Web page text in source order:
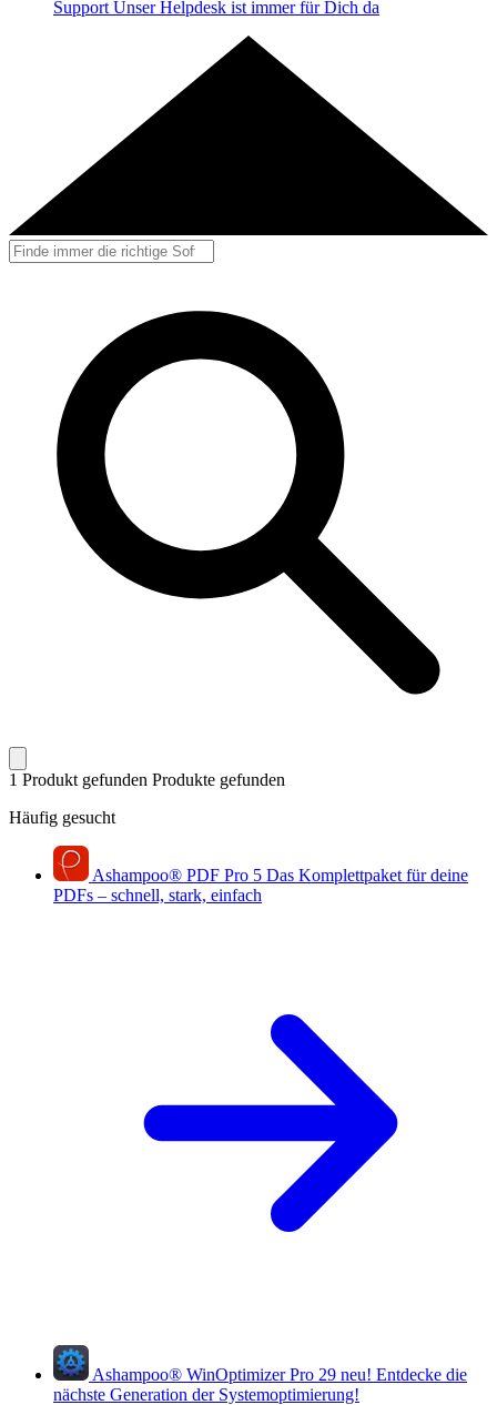
Support Unser Helpdesk ist immer für Dich da
1 Produkt gefunden Produkte gefunden
Häufig gesucht
Ashampoo® PDF Pro 5 Das Komplettpaket für deine
PDFs – schnell, stark, einfach
Ashampoo® WinOptimizer Pro 29 neu! Entdecke die
nächste Generation der Systemoptimierung!